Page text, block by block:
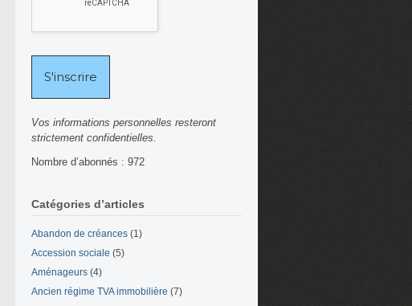
Vos informations personnelles resteront
strictement confidentielles.
Nombre d’abonnés : 972
Catégories d’articles
Abandon de créances (1)
Accession sociale (5)
Aménageurs (4)
Ancien régime TVA immobilière (7)